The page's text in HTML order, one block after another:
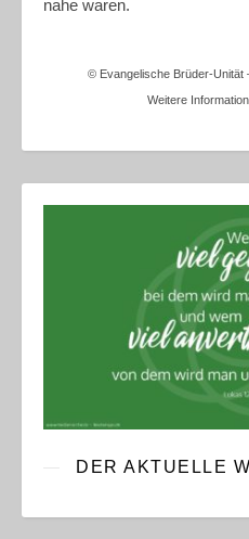
nahe waren.
© Evangelische Brüder-Unität
Weitere
DER AKTUELLE